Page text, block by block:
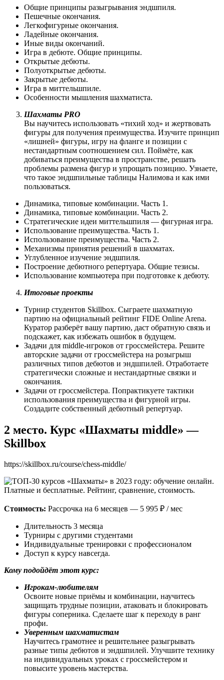
Общие принципы разыгрывания эндшпиля.
Пешечные окончания.
Легкофигурные окончания.
Ладейные окончания.
Иные виды окончаний.
Игра в дебюте. Общие принципы.
Открытые дебюты.
Полуоткрытые дебюты.
Закрытые дебюты.
Игра в миттельшпиле.
Особенности мышления шахматиста.
Шахматы PRO
Вы научитесь использовать «тихий ход» и жертвовать
фигуры для получения преимущества. Изучите принцип
«лишней» фигуры, игру на фланге и позиции с
нестандартным соотношением сил. Поймёте, как
добиваться преимущества в пространстве, решать
проблемы размена фигур и упрощать позицию. Узнаете,
что такое эндшпильные таблицы Налимова и как ими
пользоваться.
Динамика, типовые комбинации. Часть 1.
Динамика, типовые комбинации. Часть 2.
Стратегические идеи миттельшпиля — фигурная игра.
Использование преимущества. Часть 1.
Использование преимущества. Часть 2.
Механизмы принятия решений в шахматах.
Углубленное изучение эндшпиля.
Построение дебютного репертуара. Общие тезисы.
Использование компьютера при подготовке к дебюту.
Итоговые проекты
Турнир студентов Skillbox. Сыграете шахматную
партию на официальный рейтинг FIDE Online Arena.
Куратор разберёт вашу партию, даст обратную связь и
подскажет, как избежать ошибок в будущем.
Задачи для middle-игроков от гроссмейстера. Решите
авторские задачи от гроссмейстера на розыгрыш
различных типов дебютов и эндшпилей. Отработаете
стратегически сложные и нестандартные связки и
окончания.
Задачи от гроссмейстера. Попрактикуете тактики
использования преимущества и фигурной игры.
Создадите собственный дебютный репертуар.
2 место. Курс «Шахматы middle» —
Skillbox
https://skillbox.ru/course/chess-middle/
Стоимость: Рассрочка на 6 месяцев — 5 995 ₽ / мес
Длительность 3 месяца
Турниры с другими студентами
Индивидуальные тренировки с профессионалом
Доступ к курсу навсегда.
Кому подойдёт этот курс:
Игрокам-любителям
Освоите новые приёмы и комбинации, научитесь
защищать трудные позиции, атаковать и блокировать
фигуры соперника. Сделаете шаг к переходу в ранг
профи.
Уверенным шахматистам
Научитесь грамотнее и решительнее разыгрывать
разные типы дебютов и эндшпилей. Улучшите технику
на индивидуальных уроках с гроссмейстером и
повысите уровень мастерства.